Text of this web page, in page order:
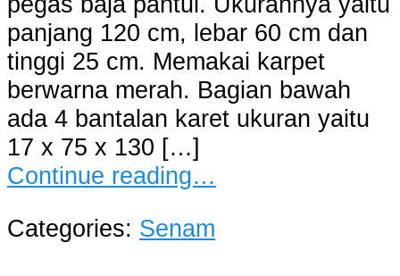
panjang 120 cm, lebar 60 cm dan
tinggi 25 cm. Memakai karpet
berwarna merah. Bagian bawah
ada 4 bantalan karet ukuran yaitu
17 x 75 x 130 […]
Continue reading…
Categories: Senam